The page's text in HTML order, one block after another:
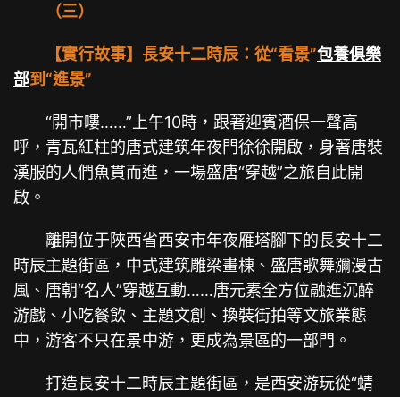
（三）
【實行故事】長安十二時辰：從“看景”包養俱樂
部到“進景”
“開市嘍……”上午10時，跟著迎賓酒保一聲高
呼，青瓦紅柱的唐式建筑年夜門徐徐開啟，身著唐裝
漢服的人們魚貫而進，一場盛唐“穿越”之旅自此開
啟。
離開位于陜西省西安市年夜雁塔腳下的長安十二
時辰主題街區，中式建筑雕梁畫棟、盛唐歌舞瀰漫古
風、唐朝“名人”穿越互動……唐元素全方位融進沉醉
游戲、小吃餐飲、主題文創、換裝街拍等文旅業態
中，游客不只在景中游，更成為景區的一部門。
打造長安十二時辰主題街區，是西安游玩從“蜻